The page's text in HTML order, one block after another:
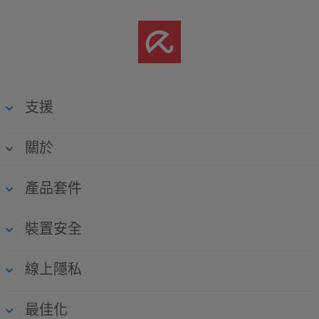
支援
關於
產品套件
裝置安全
線上隱私
最佳化